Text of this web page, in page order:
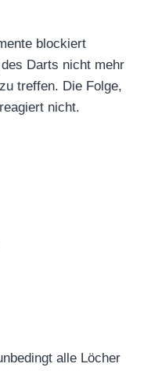
blockiert
Darts nicht mehr
treffen. Die Folge,
nicht.
alle Löcher